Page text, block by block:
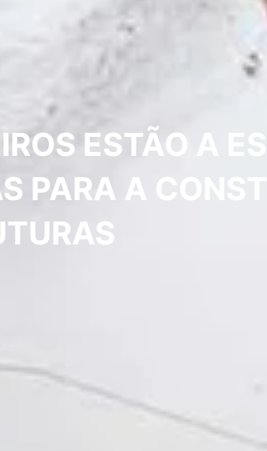
ESTÃO A
PARA A